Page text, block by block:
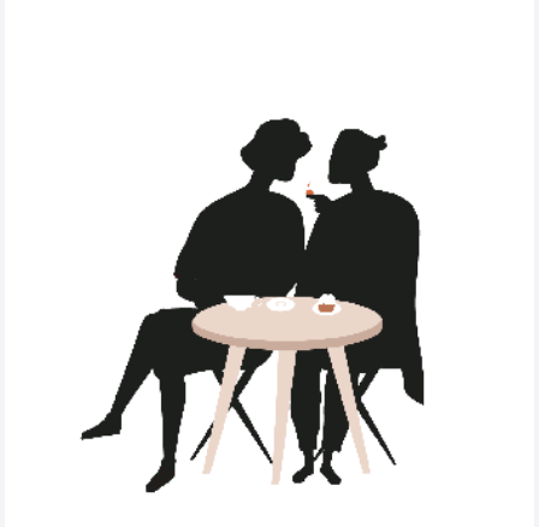
de vos plantes.
Elles vous proposent
vente à distance
livraison de
vos commandes dans un rayon de 20 km
Contactez-les au
La boutique Lydie Fleurs est
ouverte dès le lundi
de 8h30 à 18h
et le dimanche uniquement pour
toutes les Fêtes à fleurs: Fête des mères,
Toussaint, Noël, Nouvel An, Fête des Grand-Mères,